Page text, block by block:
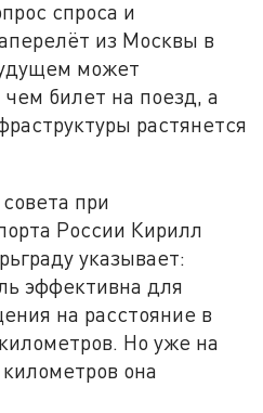
спроса и
из Москвы в
может
билет на поезд, а
растянется
при
России Кирилл
указывает:
эффективна для
на расстояние в
Но уже на
она